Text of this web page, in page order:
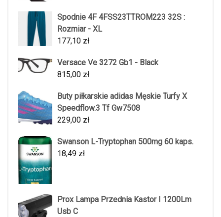
Spodnie 4F 4FSS23TTROM223 32S :
Rozmiar - XL
177,10 zł
Versace Ve 3272 Gb1 - Black
815,00 zł
Buty piłkarskie adidas Męskie Turfy X
Speedflow.3 Tf Gw7508
229,00 zł
Swanson L-Tryptophan 500mg 60 kaps.
18,49 zł
Prox Lampa Przednia Kastor I 1200Lm
Usb C